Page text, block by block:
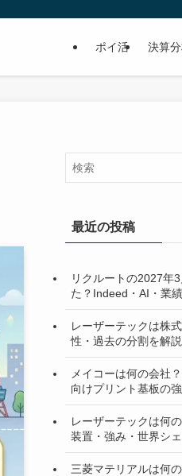
ポイ活 決算
最近の投稿
リクルートの2027年
た？Indeed・AI・業
レーザーテックは株
性・過去の分割を解説
メイコーは何の会社
向けプリント基板の
レーザーテックは何
装置・強み・世界シ
三菱マテリアルは何